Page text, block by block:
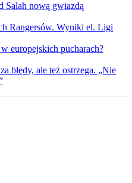
Salah nową gwiazdą
Rangersów. Wyniki el. Ligi
europejskich pucharach?
błędy, ale też ostrzega. „Nie